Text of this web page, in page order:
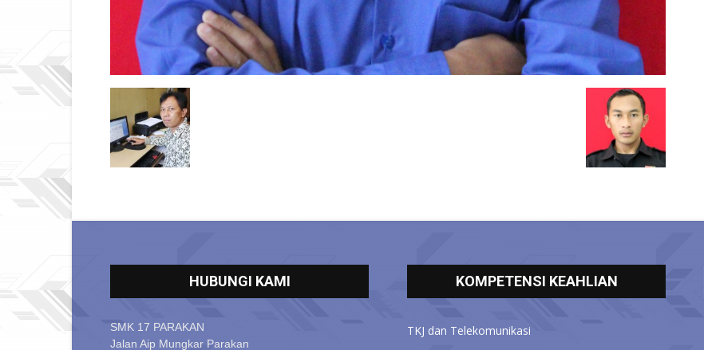
HUBUNGI KAMI
SMK 17 PARAKAN
Jalan Aip Mungkar Parakan
KOMPETENSI KEAHLIAN
TKJ dan Telekomunikasi